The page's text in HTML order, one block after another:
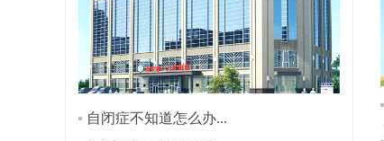
自闭症不知道怎么办...